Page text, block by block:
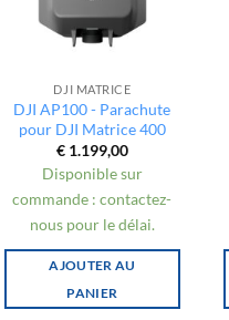
DJI MATRICE
DJI AP100 - Parachute
pour DJI Matrice 400
€1.199,00
Disponible sur
commande : contactez-
nous pour le délai.
AJOUTER AU
PANIER